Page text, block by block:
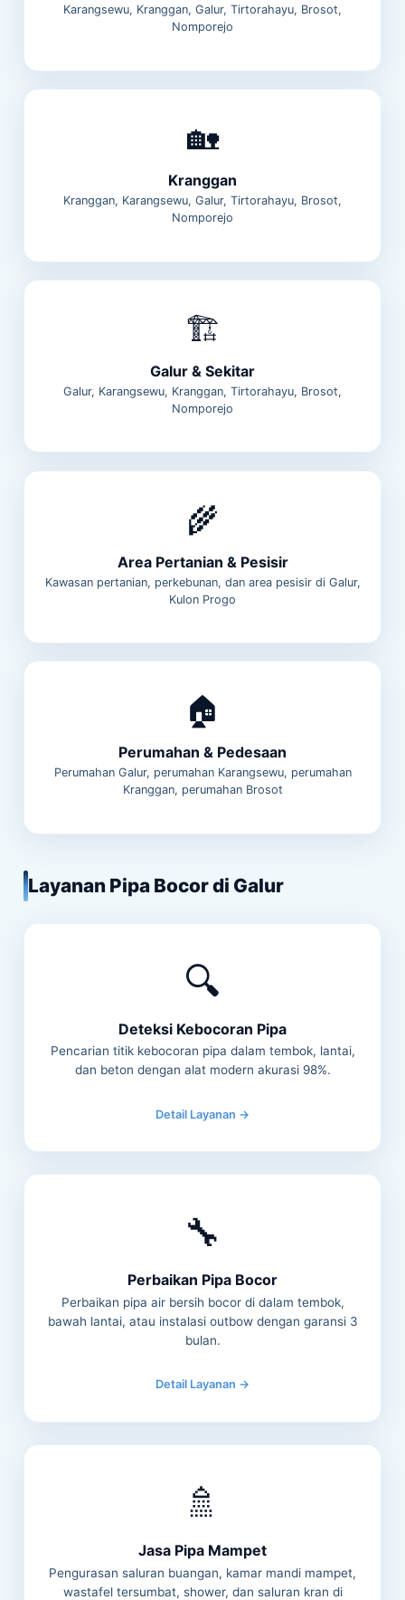
Karangsewu, Kranggan, Galur, Tirtorahayu, Brosot,
Nomporejo
🏡
Kranggan
Kranggan, Karangsewu, Galur, Tirtorahayu, Brosot,
Nomporejo
🏗️
Galur & Sekitar
Galur, Karangsewu, Kranggan, Tirtorahayu, Brosot,
Nomporejo
🌾
Area Pertanian & Pesisir
Kawasan pertanian, perkebunan, dan area pesisir di Galur,
Kulon Progo
🏠
Perumahan & Pedesaan
Perumahan Galur, perumahan Karangsewu, perumahan
Kranggan, perumahan Brosot
Layanan Pipa Bocor di Galur
🔍
Deteksi Kebocoran Pipa
Pencarian titik kebocoran pipa dalam tembok, lantai,
dan beton dengan alat modern akurasi 98%.
Detail Layanan →
🔧
Perbaikan Pipa Bocor
Perbaikan pipa air bersih bocor di dalam tembok,
bawah lantai, atau instalasi outbow dengan garansi 3
bulan.
Detail Layanan →
🚿
Jasa Pipa Mampet
Pengurasan saluran buangan, kamar mandi mampet,
wastafel tersumbat, shower, dan saluran kran di